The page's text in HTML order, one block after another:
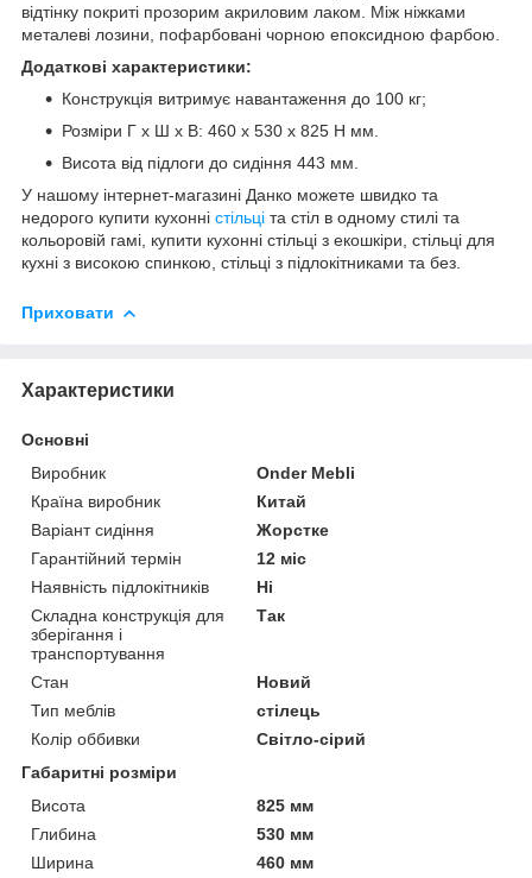
відтінку покриті прозорим акриловим лаком. Між ніжками
металеві лозини, пофарбовані чорною епоксидною фарбою.
Додаткові характеристики:
Конструкція витримує навантаження до 100 кг;
Розміри Г х Ш х В: 460 x 530 x 825 H мм.
Висота від підлоги до сидіння 443 мм.
У нашому інтернет-магазині Данко можете швидко та
недорого купити кухонні стільці та стіл в одному стилі та
кольоровій гамі, купити кухонні стільці з екошкіри, стільці для
кухні з високою спинкою, стільці з підлокітниками та без.
Приховати
Характеристики
Основні
Виробник
Onder Mebli
Країна виробник
Китай
Варіант сидіння
Жорстке
Гарантійний термін
12 міс
Наявність підлокітників
Ні
Складна конструкція для
зберігання і
транспортування
Так
Стан
Новий
Тип меблів
стілець
Колір оббивки
Світло-сірий
Габаритні розміри
Висота
825 мм
Глибина
530 мм
Ширина
460 мм